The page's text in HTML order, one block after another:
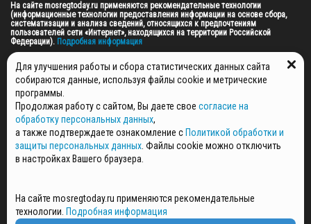
На сайте mosregtoday.ru применяются рекомендательные технологии
(информационные технологии предоставления информации на основе сбора,
систематизации и анализа сведений, относящихся к предпочтениям
пользователей сети «Интернет», находящихся на территории Российской
Федерации). Подробная информация
© 2026 ПРАВА НА ВСЕ МАТЕРИАЛЫ САЙТА ПРИНАДЛЕЖАТ ГАУ МО "ЦИФРОВЫЕ
МЕДИА" (ОГРН: 1255000059467).
ПОЛИТИКА ОБРАБОТКИ И ЗАЩИТЫ ПЕРСОНАЛЬНЫХ ДАННЫХ
НОВОСТИ
ГАЗЕТЫ
РЕКЛАМОДАТЕЛЯМ
СПЕЦПРОЕКТЫ
СТАТЬИ
Для улучшения работы и сбора статистических данных сайта
собираются данные, используя файлы cookie и метрические
программы.
Продолжая работу с сайтом, Вы даете свое согласие на
обработку персональных данных,
а также подтверждаете ознакомление с Политикой обработки и
защиты персональных данных . Файлы cookie можно отключить
в настройках Вашего браузера.
На сайте mosregtoday.ru применяются рекомендательные
технологии. Подробная информация